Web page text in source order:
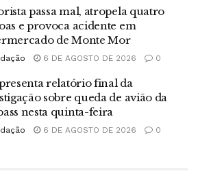
passa mal, atropela quatro
e provoca acidente em
de Monte Mor
6 DE AGOSTO DE 2026 0
relatório final da
sobre queda de avião da
nesta quinta-feira
6 DE AGOSTO DE 2026 0